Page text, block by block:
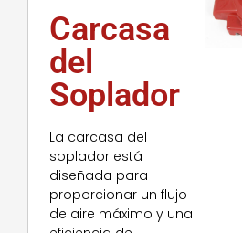
Carcasa
del
Soplador
La carcasa del
soplador está
diseñada para
proporcionar un flujo
de aire máximo y una